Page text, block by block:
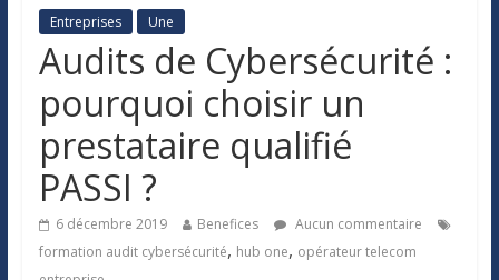
Entreprises Une
Audits de Cybersécurité :
pourquoi choisir un
prestataire qualifié
PASSI ?
6 décembre 2019 Benefices
Aucun commentaire
formation audit cybersécurité, hub one, opérateur telecom